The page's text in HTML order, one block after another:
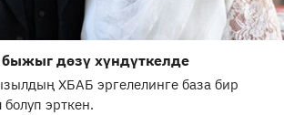
дөзү хүндүткелде
ХБАБ эргелелинге база бир
эрткен.